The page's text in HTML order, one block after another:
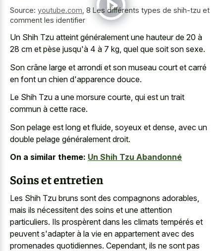
Source: youtube.com 8 Les différents types de shih-tzu et
comment les identifier
Un Shih Tzu atteint généralement une hauteur de 20 à
28 cm et pèse jusqu'à 4 à 7 kg, quel que soit son sexe.
Son crâne large et arrondi et son museau court et carré
en font un chien d'apparence douce.
Le Shih Tzu a une morsure courte, qui est un trait
commun à cette race.
Son pelage est long et fluide, soyeux et dense, avec un
double pelage généralement droit.
On a similar theme: Un Shih Tzu Abandonné
Soins et entretien
Les Shih Tzu bruns sont des compagnons adorables,
mais ils nécessitent des soins et une attention
particuliers. Ils prospèrent dans les climats tempérés et
peuvent s'adapter à la vie en appartement avec des
promenades quotidiennes. Cependant, ils ne sont pas